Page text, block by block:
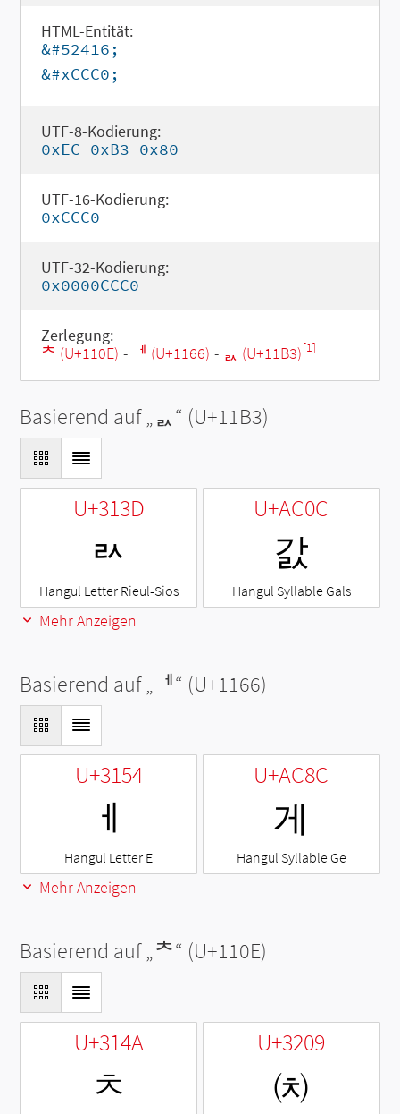
HTML-Entität:
&#52416;
&#xCCC0;
UTF-8-Kodierung:
0xEC 0xB3 0x80
UTF-16-Kodierung:
0xCCC0
UTF-32-Kodierung:
0x0000CCC0
Zerlegung:
ᄎ (U+110E) - ᅦ (U+1166) - ᆳ (U+11B3)[1]
Basierend auf „ᆳ“ (U+11B3)
U+313D
ㄽ
Hangul Letter Rieul-Sios
U+AC0C
갌
Hangul Syllable Gals
Mehr Anzeigen
Basierend auf „ ᅦ“ (U+1166)
U+3154
ㅔ
Hangul Letter E
U+AC8C
게
Hangul Syllable Ge
Mehr Anzeigen
Basierend auf „ᄎ“ (U+110E)
U+314A
ㅊ
U+3209
㈉